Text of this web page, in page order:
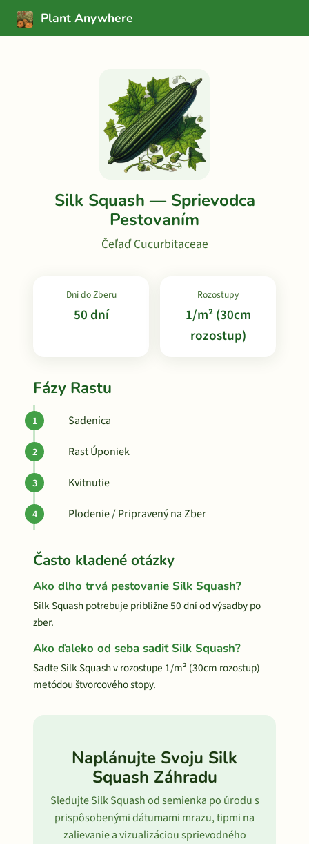
Plant Anywhere
Silk Squash — Sprievodca
Pestovaním
Čeľaď Cucurbitaceae
Dní do Zberu
50 dní
Rozostupy
1/m² (30cm
rozostup)
Fázy Rastu
Sadenica
Rast Úponiek
Kvitnutie
Plodenie / Pripravený na Zber
Často kladené otázky
Ako dlho trvá pestovanie Silk Squash?
Silk Squash potrebuje približne 50 dní od výsadby po
zber.
Ako ďaleko od seba sadiť Silk Squash?
Saďte Silk Squash v rozostupe 1/m² (30cm rozostup)
metódou štvorcového stopy.
Naplánujte Svoju Silk
Squash Záhradu
Sledujte Silk Squash od semienka po úrodu s
prispôsobenými dátumami mrazu, tipmi na
zalievanie a vizualizáciou sprievodného